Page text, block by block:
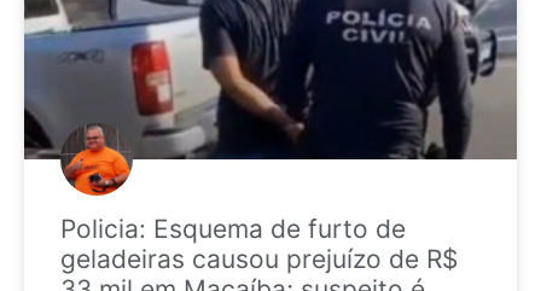
Policia: Esquema de furto de
geladeiras causou prejuízo de R$